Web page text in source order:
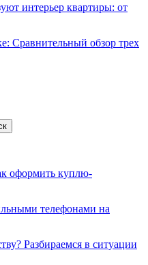
интерьер квартиры: от
Сравнительный обзор трех
оформить куплю-
телефонами на
Разбираемся в ситуации